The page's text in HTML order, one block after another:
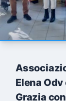
Elena
Grazia